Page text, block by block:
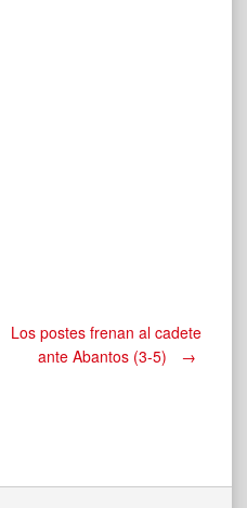
Los postes frenan al cadete
ante Abantos (3-5)
→